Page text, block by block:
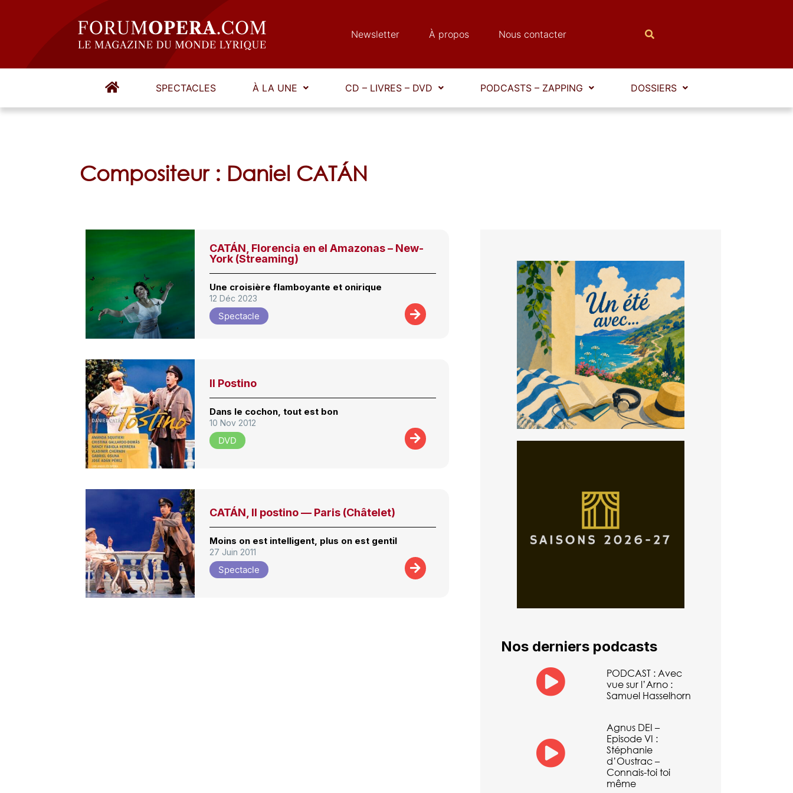
Newsletter À propos Nous contacter
SPECTACLES À LA UNE CD – LIVRES – DVD PODCASTS – ZAPPING DOSSIERS
Compositeur : Daniel CATÁN
CATÁN, Florencia en el Amazonas – New-
York (Streaming)
Une croisière flamboyante et onirique
12 Déc 2023
Spectacle
Il Postino
Dans le cochon, tout est bon
10 Nov 2012
DVD
CATÁN, Il postino — Paris (Châtelet)
Moins on est intelligent, plus on est gentil
27 Juin 2011
Spectacle
Nos derniers podcasts
PODCAST : Avec
vue sur l’Arno :
Samuel Hasselhorn
Agnus DEI –
Episode VI :
Stéphanie
d’Oustrac –
Connais-toi toi
même